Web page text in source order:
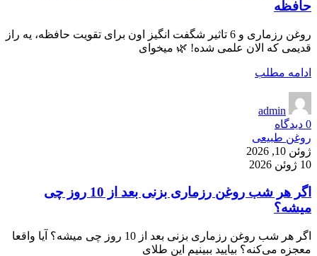
حافظه
روغن رزماری و 6 تاثیر شگفت انگیز اون برای تقویت حافظه، یه راز
قدیمی که الان علمی شده! 🌿 میخوای
ادامه مطلب
admin
0 دیدگاه
روغن طبیعی
ژوئن 10, 2026
10 ژوئن 2026
اگر هر شب روغن رزماری بزنی بعد از 10 روز چی
میشه؟
اگر هر شب روغن رزماری بزنی بعد از 10 روز چی میشه؟ آیا واقعا
معجزه می‌کنه؟ بیایید ببینیم این طلای